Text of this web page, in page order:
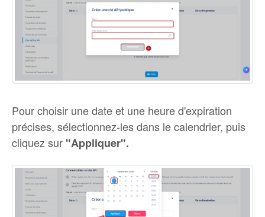
Pour choisir une date et une heure d'expiration
précises, sélectionnez-les dans le calendrier, puis
cliquez sur "Appliquer".